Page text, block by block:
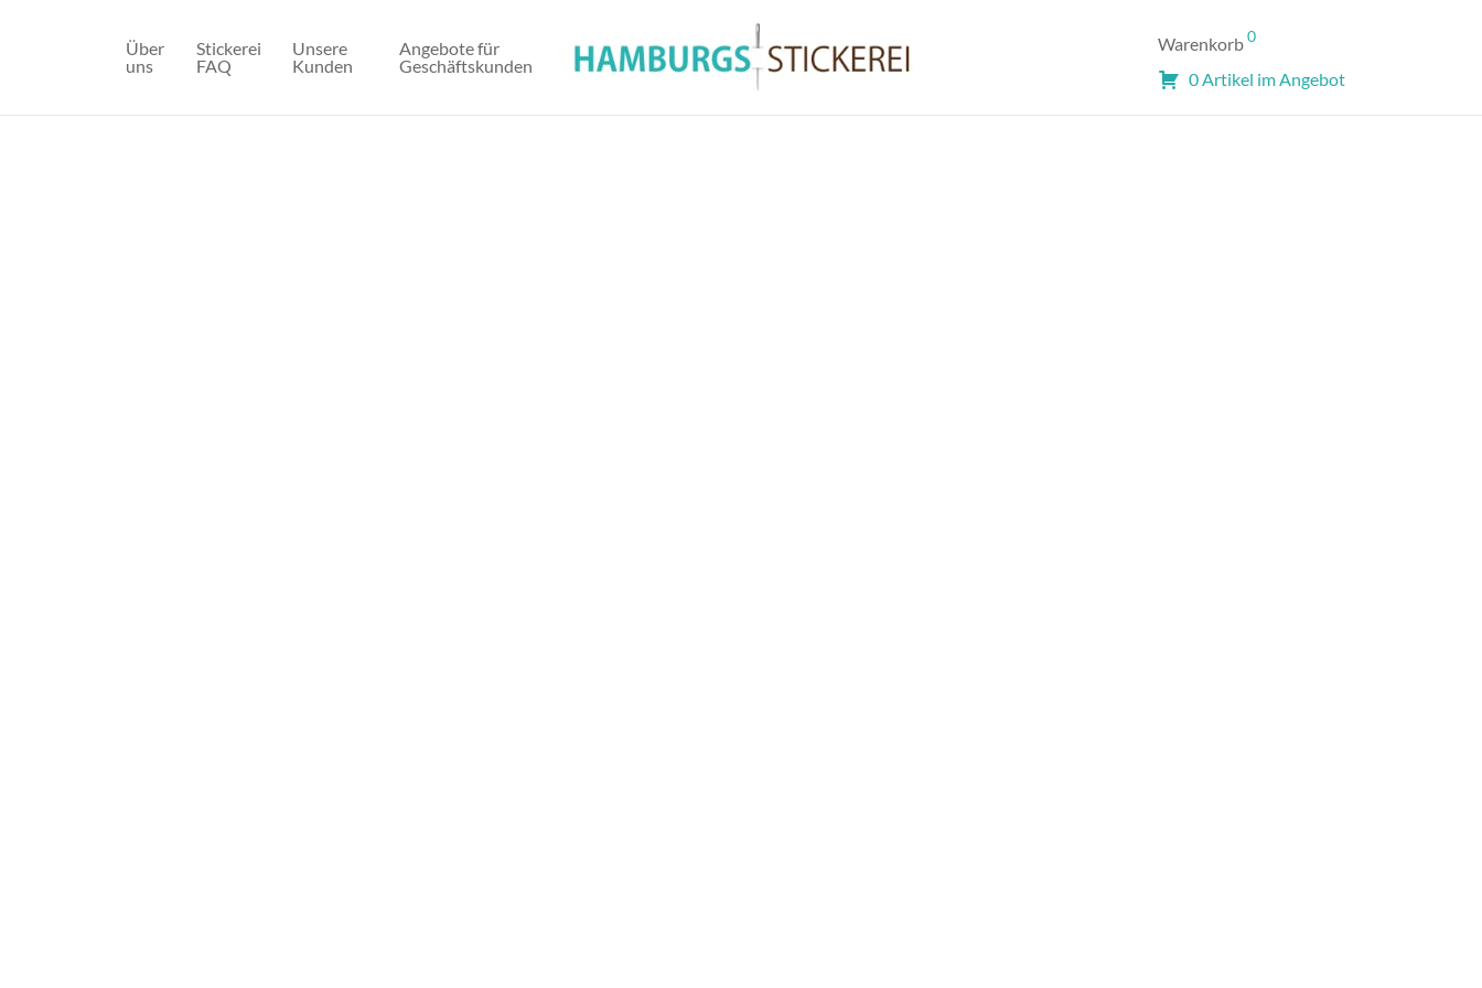
Über
uns
Stickerei
FAQ
Unsere
Kunden
Angebote für
Geschäftskunden
Warenkorb0
0 Artikel im Angebot